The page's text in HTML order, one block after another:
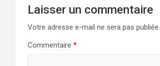
Laisser un commentaire
Votre adresse e-mail ne sera pas publiée.
Commentaire *